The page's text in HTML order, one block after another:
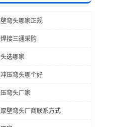
弯头哪家正规
接三通采购
选哪家
压弯头哪个好
弯头厂家
壁弯头厂商联系方式